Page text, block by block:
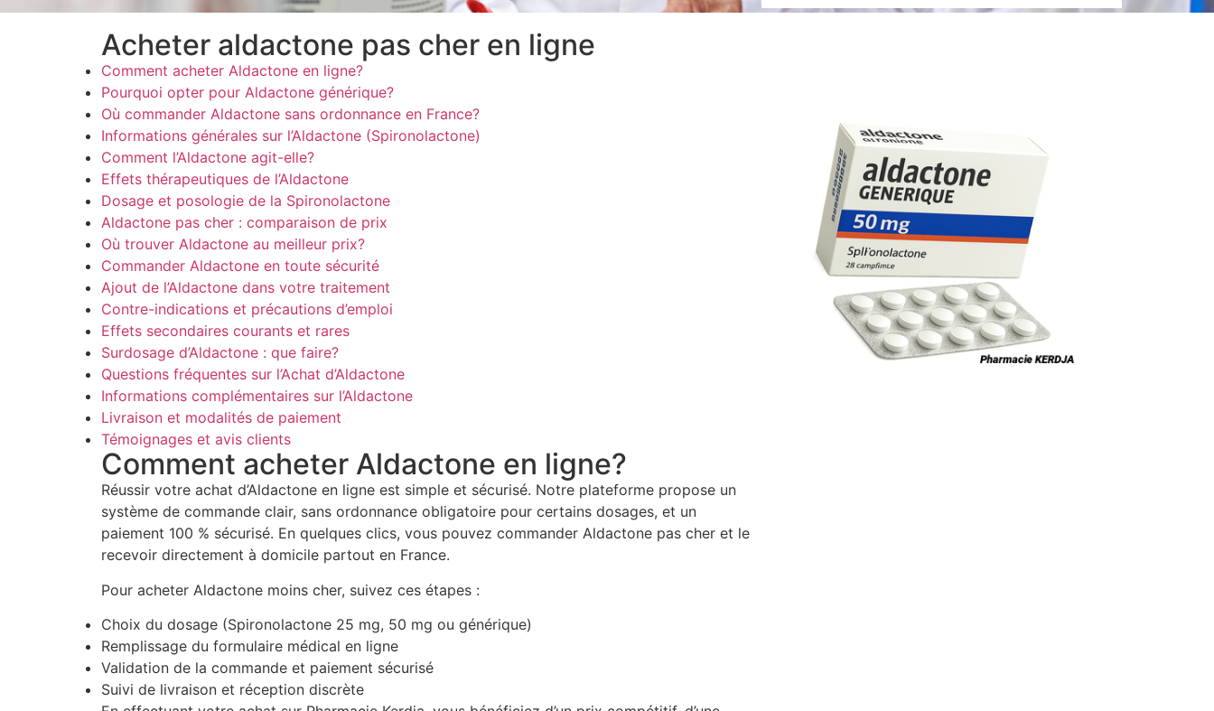
Acheter aldactone pas cher en ligne
Comment acheter Aldactone en ligne?
Pourquoi opter pour Aldactone générique?
Où commander Aldactone sans ordonnance en France?
Informations générales sur l’Aldactone (Spironolactone)
Comment l’Aldactone agit-elle?
Effets thérapeutiques de l’Aldactone
Dosage et posologie de la Spironolactone
Aldactone pas cher : comparaison de prix
Où trouver Aldactone au meilleur prix?
Commander Aldactone en toute sécurité
Ajout de l’Aldactone dans votre traitement
Contre-indications et précautions d’emploi
Effets secondaires courants et rares
Surdosage d’Aldactone : que faire?
Questions fréquentes sur l’Achat d’Aldactone
Informations complémentaires sur l’Aldactone
Livraison et modalités de paiement
Témoignages et avis clients
Comment acheter Aldactone en ligne?
Réussir votre achat d’Aldactone en ligne est simple et sécurisé. Notre plateforme propose un
système de commande clair, sans ordonnance obligatoire pour certains dosages, et un
paiement 100 % sécurisé. En quelques clics, vous pouvez commander Aldactone pas cher et le
recevoir directement à domicile partout en France.
Pour acheter Aldactone moins cher, suivez ces étapes :
Choix du dosage (Spironolactone 25 mg, 50 mg ou générique)
Remplissage du formulaire médical en ligne
Validation de la commande et paiement sécurisé
Suivi de livraison et réception discrète